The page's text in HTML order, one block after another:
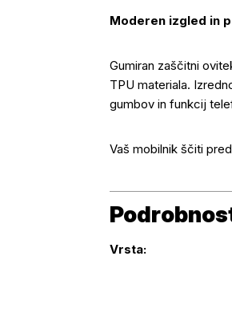
Več o izdelku
Moderen izgled in
Gumiran zaščitni
TPU materiala.
gumbov in funkcij
Vaš mobilnik ščiti
Vrsta: